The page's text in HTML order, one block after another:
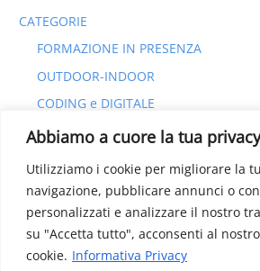
Abbiamo a cuore la tua privacy
Utilizziamo i cookie per migliorare la
navigazione, pubblicare annunci o
personalizzati e analizzare il nostro
su "Accetta tutto", acconsenti al
cookie. Informativa Privacy
CATEGORIE
FORMAZIONE IN PRESENZA
OUTDOOR-INDOOR
CODING e DIGITALE
YOGA e CORPO
Copyright © 2022